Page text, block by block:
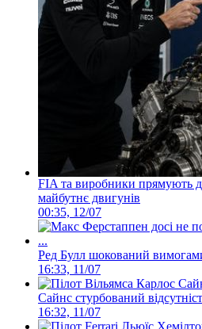
FIA та виробники прямують
майбутнє двигунів
00:35, 12/07
Ред Булл шокований
16:33, 11/07
Сайнс стурбований
16:32, 11/07